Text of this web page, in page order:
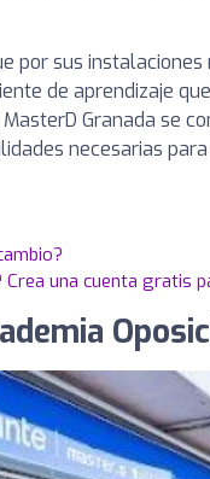
por sus
de aprendizaje
Granada se
necesarias
Crea una cuenta gratis